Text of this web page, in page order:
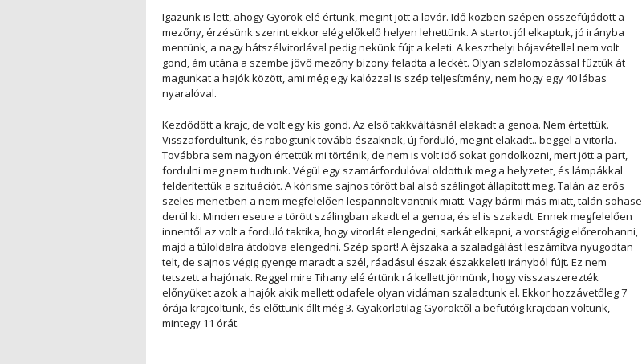
Igazunk is lett, ahogy Györök elé értünk, megint jött a lavór. Idő közben szépen összefújódott a
mezőny, érzésünk szerint ekkor elég előkelő helyen lehettünk. A startot jól elkaptuk, jó irányba
mentünk, a nagy hátszélvitorlával pedig nekünk fújt a keleti. A keszthelyi bójavétellel nem volt
gond, ám utána a szembe jövő mezőny bizony feladta a leckét. Olyan szlalomozással fűztük át
magunkat a hajók között, ami még egy kalózzal is szép teljesítmény, nem hogy egy 40 lábas
nyaralóval.
Kezdődött a krajc, de volt egy kis gond. Az első takkváltásnál elakadt a genoa. Nem értettük.
Visszafordultunk, és robogtunk tovább északnak, új forduló, megint elakadt.. beggel a vitorla.
Továbbra sem nagyon értettük mi történik, de nem is volt idő sokat gondolkozni, mert jött a part,
fordulni meg nem tudtunk. Végül egy szamárfordulóval oldottuk meg a helyzetet, és lámpákkal
felderítettük a szituációt. A kórisme sajnos törött bal alsó szálingot állapított meg. Talán az erős
szeles menetben a nem megfelelően lespannolt vantnik miatt. Vagy bármi más miatt, talán sohase
derül ki. Minden esetre a törött szálingban akadt el a genoa, és el is szakadt. Ennek megfelelően
innentől az volt a forduló taktika, hogy vitorlát elengedni, sarkát elkapni, a vorstágig előrerohanni,
majd a túloldalra átdobva elengedni. Szép sport! A éjszaka a szaladgálást leszámítva nyugodtan
telt, de sajnos végig gyenge maradt a szél, ráadásul észak északkeleti irányból fújt. Ez nem
tetszett a hajónak. Reggel mire Tihany elé értünk rá kellett jönnünk, hogy visszaszerezték
előnyüket azok a hajók akik mellett odafele olyan vidáman szaladtunk el. Ekkor hozzávetőleg 7
órája krajcoltunk, és előttünk állt még 3. Gyakorlatilag Györöktől a befutóig krajcban voltunk,
mintegy 11 órát.